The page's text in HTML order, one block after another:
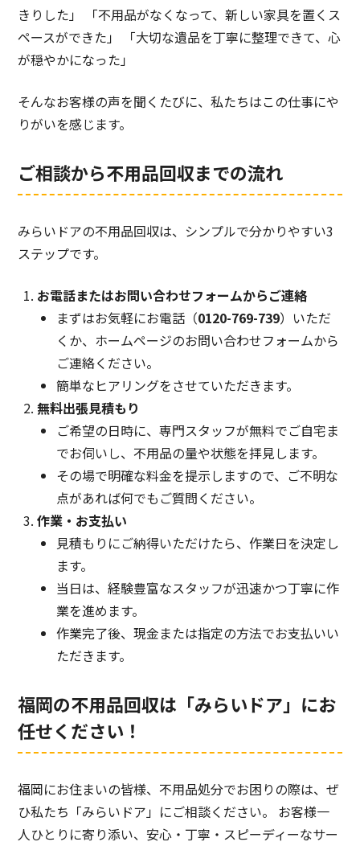
きりした」 「不用品がなくなって、新しい家具を置くス
ペースができた」 「大切な遺品を丁寧に整理できて、心
が穏やかになった」
そんなお客様の声を聞くたびに、私たちはこの仕事にや
りがいを感じます。
ご相談から不用品回収までの流れ
みらいドアの不用品回収は、シンプルで分かりやすい3
ステップです。
お電話またはお問い合わせフォームからご連絡
まずはお気軽にお電話（0120-769-739）いただ
くか、ホームページのお問い合わせフォームから
ご連絡ください。
簡単なヒアリングをさせていただきます。
無料出張見積もり
ご希望の日時に、専門スタッフが無料でご自宅ま
でお伺いし、不用品の量や状態を拝見します。
その場で明確な料金を提示しますので、ご不明な
点があれば何でもご質問ください。
作業・お支払い
見積もりにご納得いただけたら、作業日を決定し
ます。
当日は、経験豊富なスタッフが迅速かつ丁寧に作
業を進めます。
作業完了後、現金または指定の方法でお支払いい
ただきます。
福岡の不用品回収は「みらいドア」にお
任せください！
福岡にお住まいの皆様、不用品処分でお困りの際は、ぜ
ひ私たち「みらいドア」にご相談ください。 お客様一
人ひとりに寄り添い、安心・丁寧・スピーディーなサー